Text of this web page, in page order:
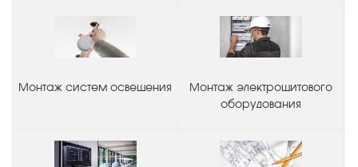
Монтаж систем освещения
Монтаж электрощитового
оборудования